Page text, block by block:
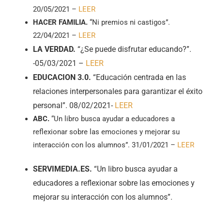
20/05/2021 – LEER
HACER FAMILIA. “Ni premios ni castigos”.
22/04/2021 – LEER
LA VERDAD. “¿Se puede disfrutar educando?”.
-05/03/2021 – LEER
EDUCACION 3.0. “Educación centrada en las
relaciones interpersonales para garantizar el éxito
personal”. 08/02/2021- LEER
ABC. “Un libro busca ayudar a educadores a
reflexionar sobre las emociones y mejorar su
interacción con los alumnos”. 31/01/2021 – LEER
SERVIMEDIA.ES. “Un libro busca ayudar a
educadores a reflexionar sobre las emociones y
mejorar su interacción con los alumnos”.